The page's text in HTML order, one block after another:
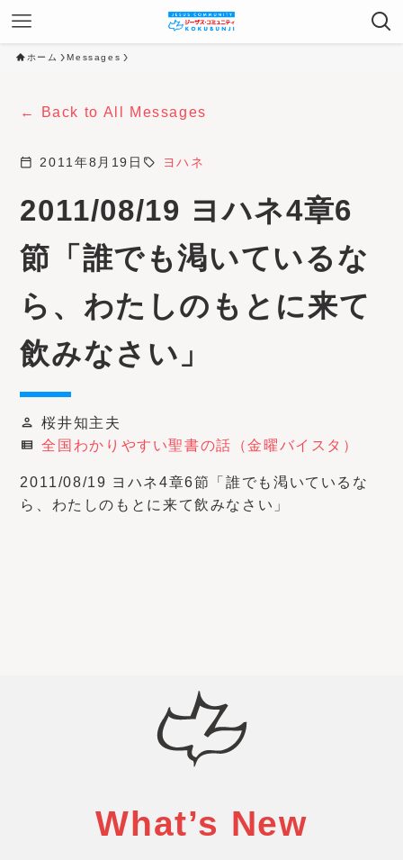
ホーム Messages
Back to All Messages
calendar_today 2011年8月19日 sell ヨハネ
2011/08/19 ヨハネ4章6
節「誰でも渇いているな
ら、わたしのもとに来て
飲みなさい」
person 桜井知主夫
view_list 全国わかりやすい聖書の話（金曜バイスタ）
2011/08/19 ヨハネ4章6節「誰でも渇いているな
ら、わたしのもとに来て飲みなさい」
What’s New